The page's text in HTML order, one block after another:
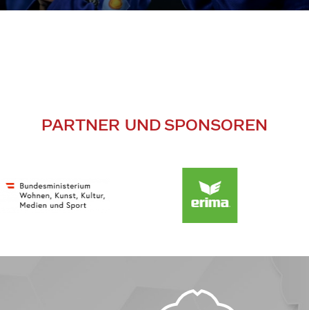
PARTNER UND SPONSOREN